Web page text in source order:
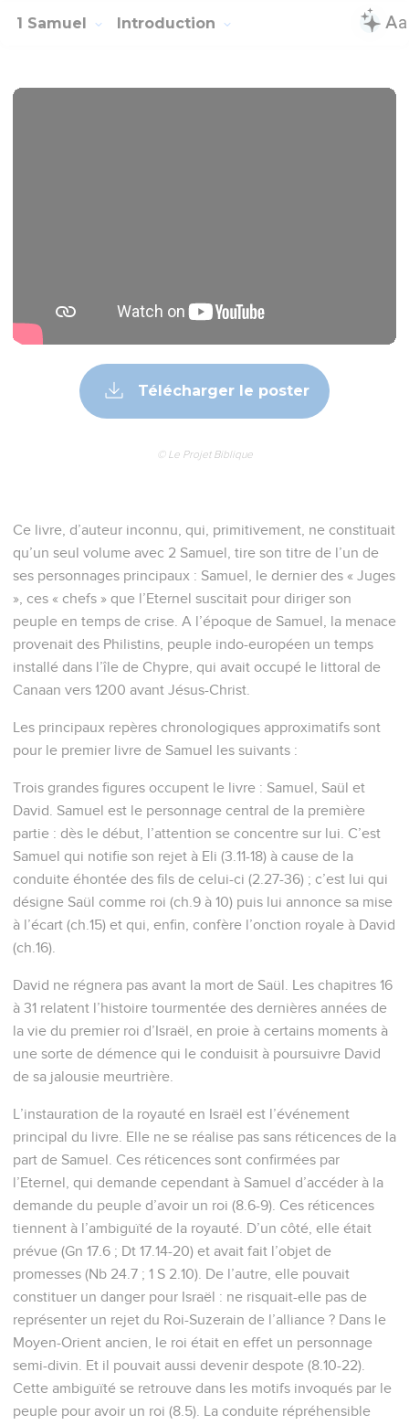
1 Samuel Introduction
Télécharger le poster
© Le Projet Biblique
Ce livre, d’auteur inconnu, qui, primitivement, ne constituait
qu’un seul volume avec 2 Samuel, tire son titre de l’un de
ses personnages principaux : Samuel, le dernier des « Juges
», ces « chefs » que l’Eternel suscitait pour diriger son
peuple en temps de crise. A l’époque de Samuel, la menace
provenait des Philistins, peuple indo-européen un temps
installé dans l’île de Chypre, qui avait occupé le littoral de
Canaan vers 1200 avant Jésus-Christ.
Les principaux repères chronologiques approximatifs sont
pour le premier livre de Samuel les suivants :
Trois grandes figures occupent le livre : Samuel, Saül et
David. Samuel est le personnage central de la première
partie : dès le début, l’attention se concentre sur lui. C’est
Samuel qui notifie son rejet à Eli (3.11-18) à cause de la
conduite éhontée des fils de celui-ci (2.27-36) ; c’est lui qui
désigne Saül comme roi (ch.9 à 10) puis lui annonce sa mise
à l’écart (ch.15) et qui, enfin, confère l’onction royale à David
(ch.16).
David ne régnera pas avant la mort de Saül. Les chapitres 16
à 31 relatent l’histoire tourmentée des dernières années de
la vie du premier roi d’Israël, en proie à certains moments à
une sorte de démence qui le conduisit à poursuivre David
de sa jalousie meurtrière.
L’instauration de la royauté en Israël est l’événement
principal du livre. Elle ne se réalise pas sans réticences de la
part de Samuel. Ces réticences sont confirmées par
l’Eternel, qui demande cependant à Samuel d’accéder à la
demande du peuple d’avoir un roi (8.6-9). Ces réticences
tiennent à l’ambiguïté de la royauté. D’un côté, elle était
prévue (Gn 17.6 ; Dt 17.14-20) et avait fait l’objet de
promesses (Nb 24.7 ; 1 S 2.10). De l’autre, elle pouvait
constituer un danger pour Israël : ne risquait-elle pas de
représenter un rejet du Roi-Suzerain de l’alliance ? Dans le
Moyen-Orient ancien, le roi était en effet un personnage
semi-divin. Et il pouvait aussi devenir despote (8.10-22).
Cette ambiguïté se retrouve dans les motifs invoqués par le
peuple pour avoir un roi (8.5). La conduite répréhensible